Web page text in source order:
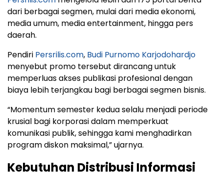
dari berbagai segmen, mulai dari media ekonomi,
media umum, media entertainment, hingga pers
daerah.
Pendiri Persrilis.com, Budi Purnomo Karjodohardjo
menyebut promo tersebut dirancang untuk
memperluas akses publikasi profesional dengan
biaya lebih terjangkau bagi berbagai segmen bisnis.
“Momentum semester kedua selalu menjadi periode
krusial bagi korporasi dalam memperkuat
komunikasi publik, sehingga kami menghadirkan
program diskon maksimal,” ujarnya.
Kebutuhan Distribusi Informasi